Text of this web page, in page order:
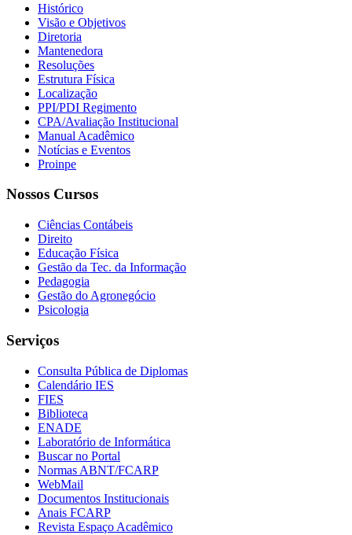
Histórico
Visão e Objetivos
Diretoria
Mantenedora
Resoluções
Estrutura Física
Localização
PPI/PDI Regimento
CPA/Avaliação Institucional
Manual Acadêmico
Notícias e Eventos
Proinpe
Nossos Cursos
Ciências Contábeis
Direito
Educação Física
Gestão da Tec. da Informação
Pedagogia
Gestão do Agronegócio
Psicologia
Serviços
Consulta Pública de Diplomas
Calendário IES
FIES
Biblioteca
ENADE
Laboratório de Informática
Buscar no Portal
Normas ABNT/FCARP
WebMail
Documentos Institucionais
Anais FCARP
Revista Espaço Acadêmico